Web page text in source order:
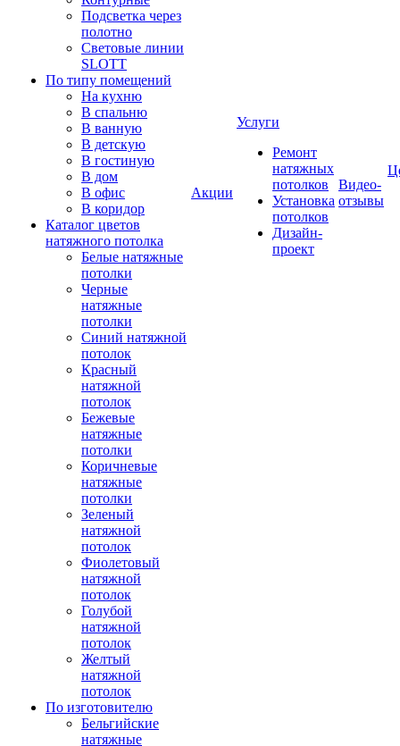
Подсветка через
полотно
Световые линии
SLOTT
По типу помещений
На кухню
В спальню
В ванную
В детскую
В гостиную
В дом
В офис
В коридор
Каталог цветов
натяжного потолка
Белые натяжные
потолки
Черные
натяжные
потолки
Синий натяжной
потолок
Красный
натяжной
потолок
Бежевые
натяжные
потолки
Коричневые
натяжные
потолки
Зеленый
натяжной
потолок
Фиолетовый
натяжной
потолок
Голубой
натяжной
потолок
Желтый
натяжной
потолок
По изготовителю
Бельгийские
натяжные
Акции
Услуги
Ремонт
натяжных
потолков
Установка
потолков
Дизайн-
проект
Видео-
отзывы